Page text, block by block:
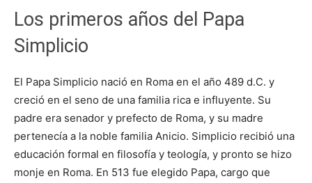
Los primeros años del Papa
Simplicio
El Papa Simplicio nació en Roma en el año 489 d.C. y
creció en el seno de una familia rica e influyente. Su
padre era senador y prefecto de Roma, y su madre
pertenecía a la noble familia Anicio. Simplicio recibió una
educación formal en filosofía y teología, y pronto se hizo
monje en Roma. En 513 fue elegido Papa, cargo que